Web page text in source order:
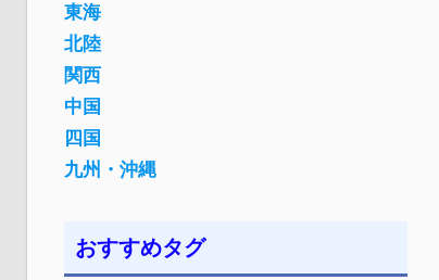
東海
北陸
関西
中国
四国
九州・沖縄
おすすめタグ